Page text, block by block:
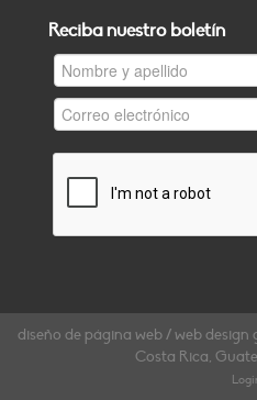
Reciba nuestro boletín
diseño de página web / web design
Costa Rica,